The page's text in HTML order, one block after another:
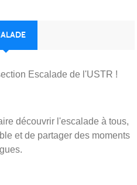
Escalade de l'USTR !
découvrir l'escalade à tous,
et de partager des moments